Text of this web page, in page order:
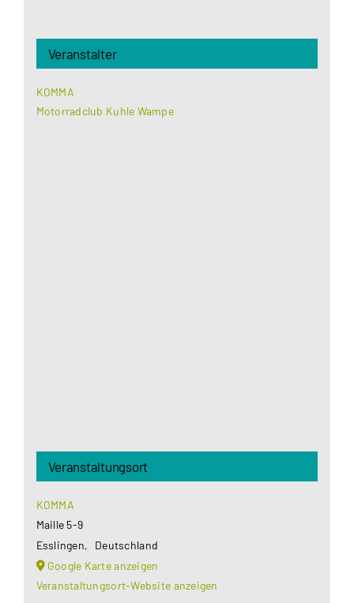
Veranstalter
KOMMA
Motorradclub Kuhle Wampe
Veranstaltungsort
KOMMA
Maille 5-9
Esslingen,
Deutschland
Google Karte anzeigen
Veranstaltungsort-Website anzeigen